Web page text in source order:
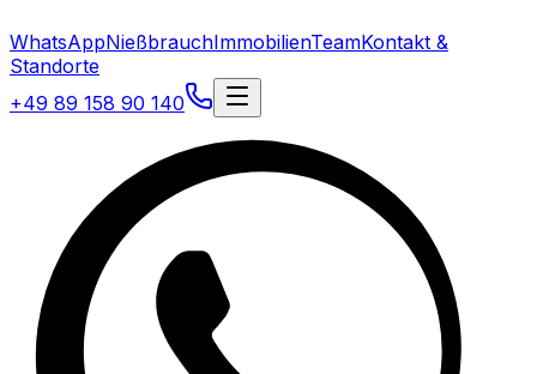
WhatsAppNießbrauchImmobilienTeamKontakt &
Standorte
+49 89 158 90 140